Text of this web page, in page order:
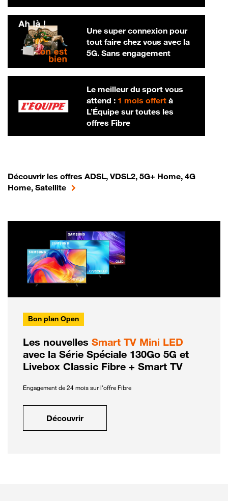
Une super connexion pour
tout faire chez vous avec la
5G. Sans engagement
Le meilleur du sport vous
attend : 1 mois offertà
L’Équipe sur toutes les
offres Fibre
Découvrir les offres ADSL, VDSL2, 5G+ Home, 4G
Home, Satellite
Bon plan Open
Les nouvelles Smart TV Mini LED
avec la Série Spéciale 130Go 5G et
Livebox Classic Fibre + Smart TV
Engagement de 24 mois sur l'offre Fibre
Découvrir